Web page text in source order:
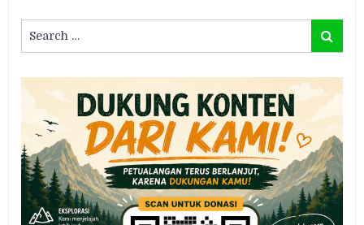
for:
Search